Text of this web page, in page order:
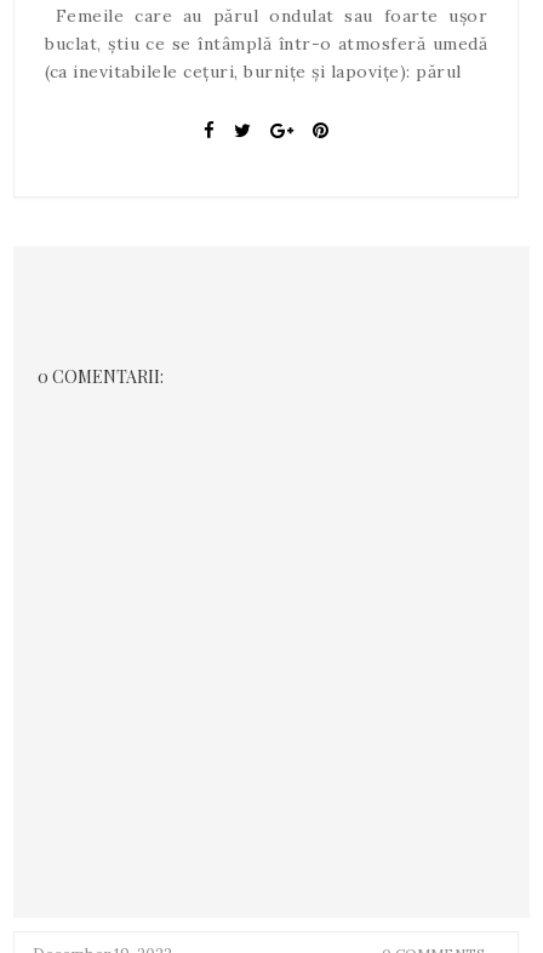
Femeile care au părul ondulat sau foarte ușor
buclat, știu ce se întâmplă într-o atmosferă umedă
(ca inevitabilele cețuri, burnițe și lapovițe): părul
0 COMENTARII: